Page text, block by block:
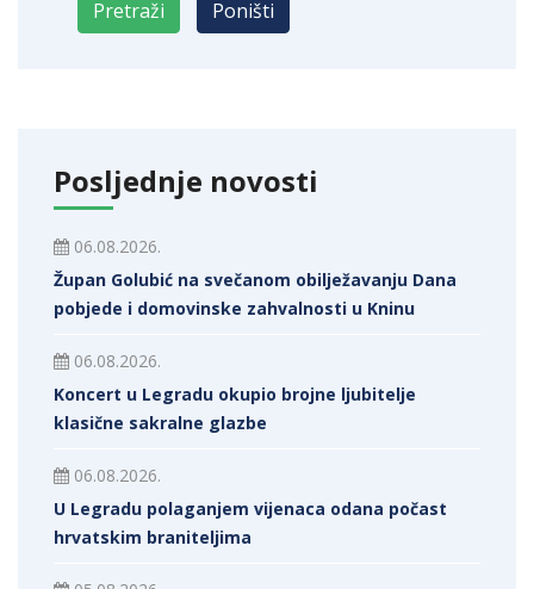
Posljednje novosti
06.08.2026.
Župan Golubić na svečanom obilježavanju Dana
pobjede i domovinske zahvalnosti u Kninu
06.08.2026.
Koncert u Legradu okupio brojne ljubitelje
klasične sakralne glazbe
06.08.2026.
U Legradu polaganjem vijenaca odana počast
hrvatskim braniteljima